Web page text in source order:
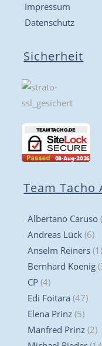
Impressum
Datenschutz
Sicherheit
Team Tacho
Albertano Caruso
Andreas Lück (6)
Anselm Reiners (1)
Bernhard Koenig
CP (4)
Edi Foitara (47)
Elena Prinz (5)
Manfred Prinz (2)